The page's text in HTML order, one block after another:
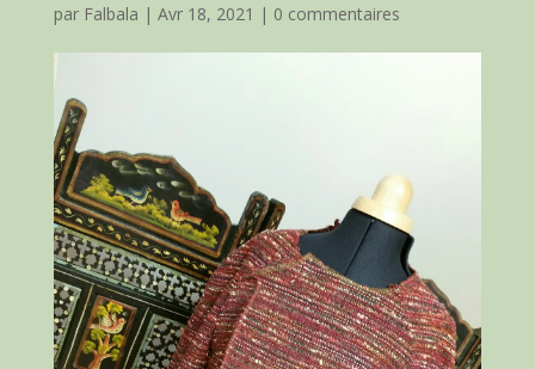
par Falbala | Avr 18, 2021 | 0 commentaires